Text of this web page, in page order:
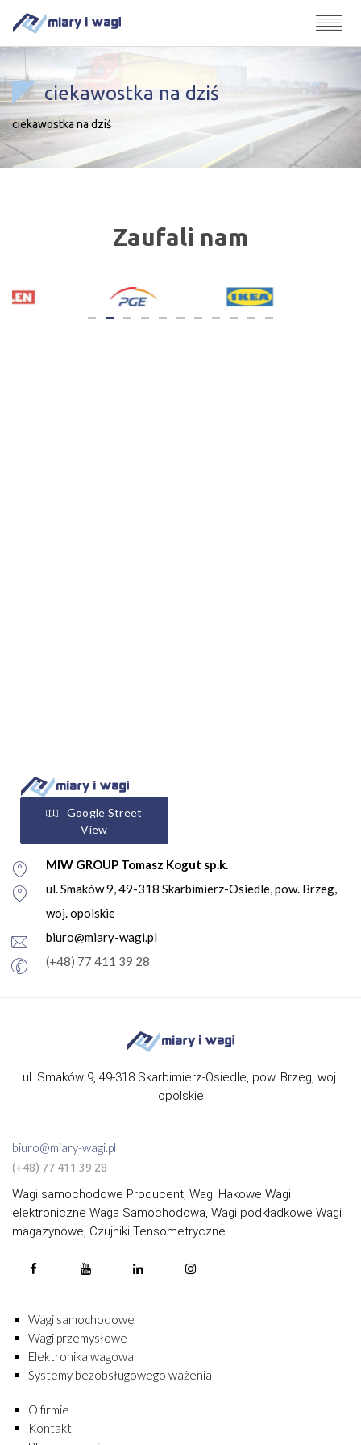
ciekawostka na dziś
ciekawostka na dziś
Zaufali nam
Google Street
View
MIW GROUP Tomasz Kogut sp.k.
ul. Smaków 9, 49-318 Skarbimierz-Osiedle, pow. Brzeg,
woj. opolskie
biuro@miary-wagi.pl
(+48) 77 411 39 28
ul. Smaków 9, 49-318 Skarbimierz-Osiedle, pow. Brzeg, woj.
opolskie
biuro@miary-wagi.pl
(+48) 77 411 39 28
Wagi samochodowe Producent, Wagi Hakowe Wagi
elektroniczne Waga Samochodowa, Wagi podkładkowe Wagi
magazynowe, Czujniki Tensometryczne
Wagi samochodowe
Wagi przemysłowe
Elektronika wagowa
Systemy bezobsługowego ważenia
O firmie
Kontakt